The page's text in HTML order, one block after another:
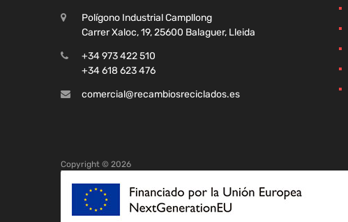
Polígono Industrial Campllong
Carrer Xaloc, 19, 25600 Balaguer, Lleida
+34 973 422 510
+34 618 623 476
comercial@recambiosreciclados.es
Copyright © 2026